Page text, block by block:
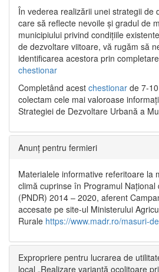
În vederea realizării unei strategii de
care să reflecte nevoile și gradul de
municipiului privind condițiile
de dezvoltare viitoare, vă rugăm să
identificarea acestora prin
chestionar
Completând acest chestionar de 7-
colectam cele mai valoroase
Strategiei de Dezvoltare Urbană a
Anunț pentru fermieri
Materialele informative referitoare la
climă cuprinse în Programul Național
(PNDR) 2014 – 2020, aferent
accesate pe site-ul Ministerului
Rurale https://www.madr.ro/masuri-
Expropriere pentru lucrarea de
local „Realizare variantă ocolitoare